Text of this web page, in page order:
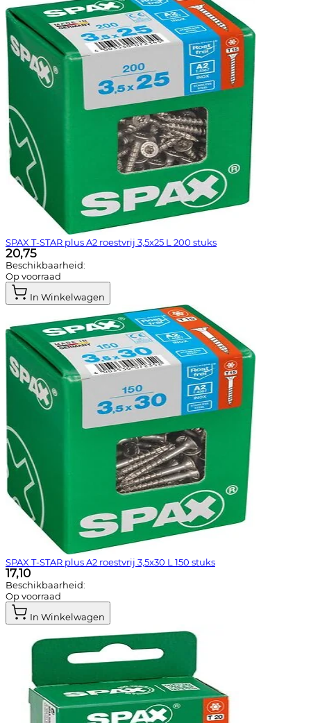
SPAX T-STAR plus A2 roestvrij 3,5x25 L 200 stuks
20,75
Beschikbaarheid:
Op voorraad
In Winkelwagen
SPAX T-STAR plus A2 roestvrij 3,5x30 L 150 stuks
17,10
Beschikbaarheid:
Op voorraad
In Winkelwagen